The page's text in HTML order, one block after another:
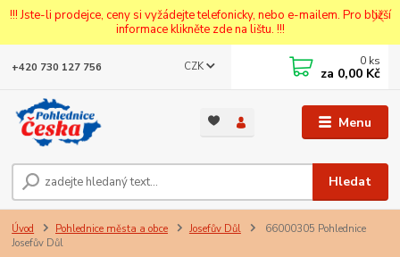
!!! Jste-li prodejce, ceny si vyžádejte telefonicky, nebo e-mailem. Pro bližší
informace klikněte zde na lištu. !!!
Menu
CZK
Hledat
+420 730 127 756 0 ks
za 0,00 Kč
Úvod Pohlednice města a obce Josefův Důl
66000305 Pohlednice
Josefův Důl